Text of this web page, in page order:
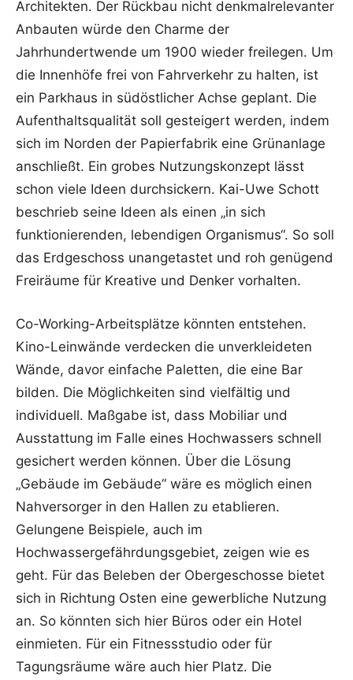
Architekten. Der Rückbau nicht denkmalrelevanter
Anbauten würde den Charme der
Jahrhundertwende um 1900 wieder freilegen. Um
die Innenhöfe frei von Fahrverkehr zu halten, ist
ein Parkhaus in südöstlicher Achse geplant. Die
Aufenthaltsqualität soll gesteigert werden, indem
sich im Norden der Papierfabrik eine Grünanlage
anschließt. Ein grobes Nutzungskonzept lässt
schon viele Ideen durchsickern. Kai-Uwe Schott
beschrieb seine Ideen als einen „in sich
funktionierenden, lebendigen Organismus“. So soll
das Erdgeschoss unangetastet und roh genügend
Freiräume für Kreative und Denker vorhalten.
Co-Working-Arbeitsplätze könnten entstehen.
Kino-Leinwände verdecken die unverkleideten
Wände, davor einfache Paletten, die eine Bar
bilden. Die Möglichkeiten sind vielfältig und
individuell. Maßgabe ist, dass Mobiliar und
Ausstattung im Falle eines Hochwassers schnell
gesichert werden können. Über die Lösung
„Gebäude im Gebäude“ wäre es möglich einen
Nahversorger in den Hallen zu etablieren.
Gelungene Beispiele, auch im
Hochwassergefährdungsgebiet, zeigen wie es
geht. Für das Beleben der Obergeschosse bietet
sich in Richtung Osten eine gewerbliche Nutzung
an. So könnten sich hier Büros oder ein Hotel
einmieten. Für ein Fitnessstudio oder für
Tagungsräume wäre auch hier Platz. Die